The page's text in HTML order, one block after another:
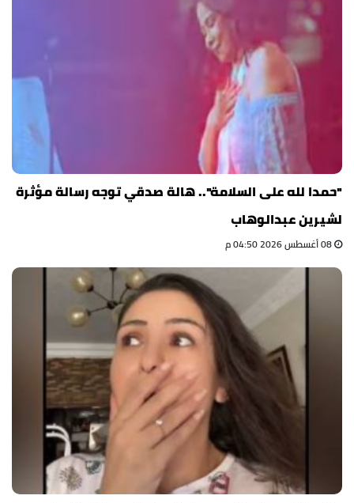
"حمدا لله على السلامة".. هالة صدقي توجه رسالة مؤثرة
لشيرين عبدالوهاب